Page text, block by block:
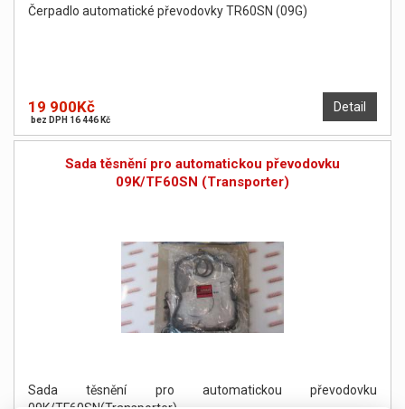
Čerpadlo automatické převodovky TR60SN (09G)
Detail
19 900Kč
bez DPH 16 446 Kč
Sada těsnění pro automatickou převodovku
09K/TF60SN (Transporter)
Sada těsnění pro automatickou převodovku